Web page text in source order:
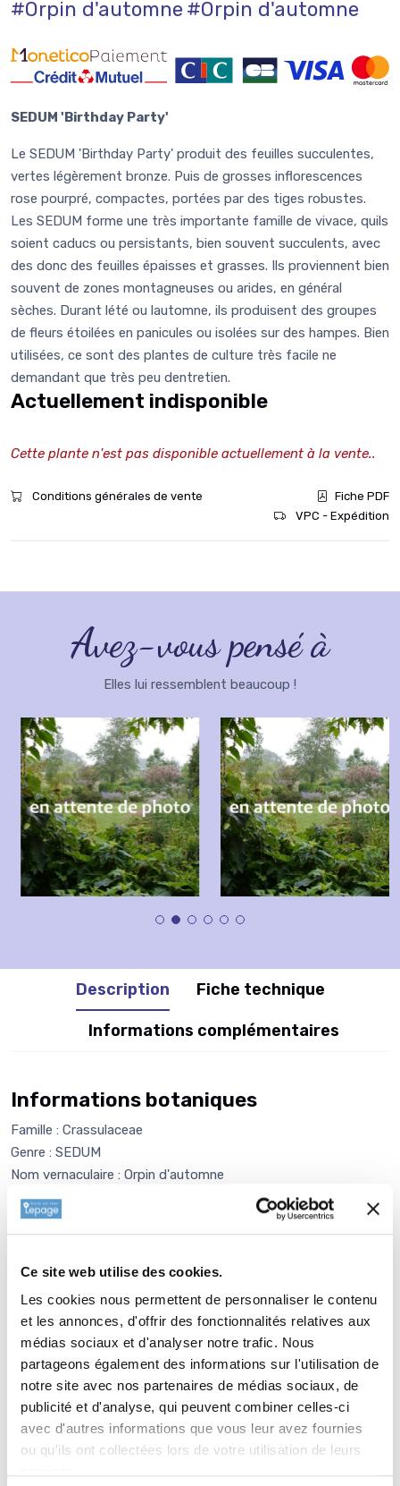
Ce site web utilise des cookies.
Les cookies nous permettent de personnaliser le contenu
et les annonces, d'offrir des fonctionnalités relatives aux
médias sociaux et d'analyser notre trafic. Nous
partageons également des informations sur l'utilisation de
notre site avec nos partenaires de médias sociaux, de
publicité et d'analyse, qui peuvent combiner celles-ci
avec d'autres informations que vous leur avez fournies
ou qu'ils ont collectées lors de votre utilisation de leurs
#Orpin d'automne#Orpin d'automne
SEDUM 'Birthday Party'
Le SEDUM 'Birthday Party' produit des feuilles succulentes,
vertes légèrement bronze. Puis de grosses inflorescences
rose pourpré, compactes, portées par des tiges robustes.
Les SEDUM forme une très importante famille de vivace, quils
soient caducs ou persistants, bien souvent succulents, avec
des donc des feuilles épaisses et grasses. Ils proviennent bien
souvent de zones montagneuses ou arides, en général
sèches. Durant lété ou lautomne, ils produisent des groupes
de fleurs étoilées en panicules ou isolées sur des hampes. Bien
utilisées, ce sont des plantes de culture très facile ne
demandant que très peu dentretien.
Actuellement indisponible
Cette plante n'est pas disponible actuellement à la vente..
Conditions générales de vente
Fiche PDF
VPC - Expédition
Avez-vous pensé à
Elles lui ressemblent beaucoup !
Description Fiche technique
Informations complémentaires
Informations botaniques
Famille : Crassulaceae
Genre : SEDUM
Nom vernaculaire : Orpin d'automne
Complément : 0
Plantation deSEDUM 'Birthday
un trou de 2 à 3 fois la taille du pot. Ameublir au fond du trou
et venir écraser la terre meuble avec la motte de votre
SEDUM 'Birthday Party'. Reboucher avec la terre que vous
avez sortie auparavant. Paillez avec 2 à 3 cm de copeau de
bois ou de paille (lin ou chanvre) afin de garder l'humidité,
enrichir et équilibrer votre sol. Lélément le plus important est
dadapter le choix de la plante aux conditions dexposition et